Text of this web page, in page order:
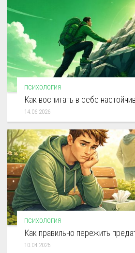
ПСИХОЛОГИЯ
Как воспитать в себе
14.06.2026
ПСИХОЛОГИЯ
Как правильно пережить
10.04.2026